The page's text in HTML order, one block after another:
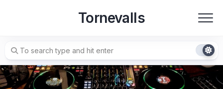
Tornevalls